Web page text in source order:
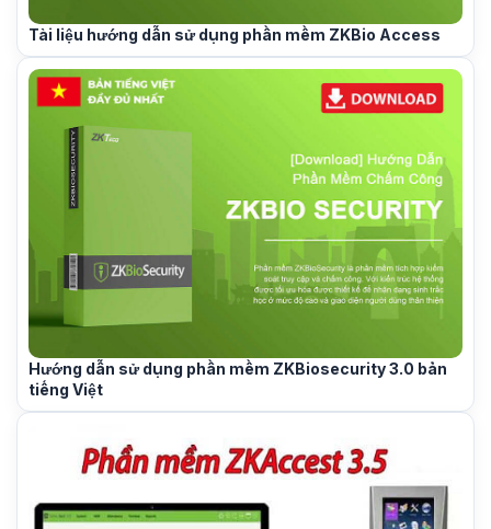
Tài liệu hướng dẫn sử dụng phần mềm ZKBio Access
Hướng dẫn sử dụng phần mềm ZKBiosecurity 3.0 bản
tiếng Việt